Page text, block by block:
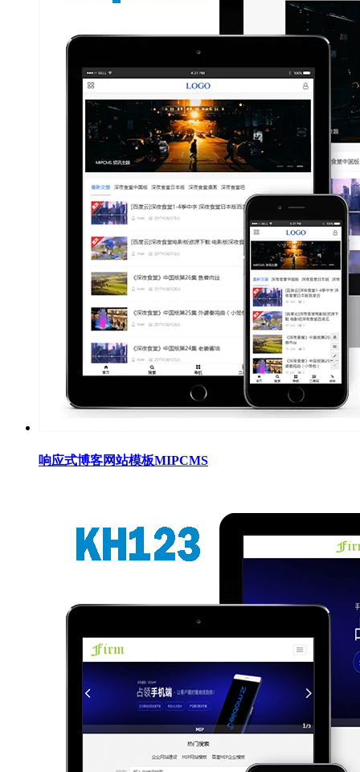
响应式博客网站模板MIPCMS